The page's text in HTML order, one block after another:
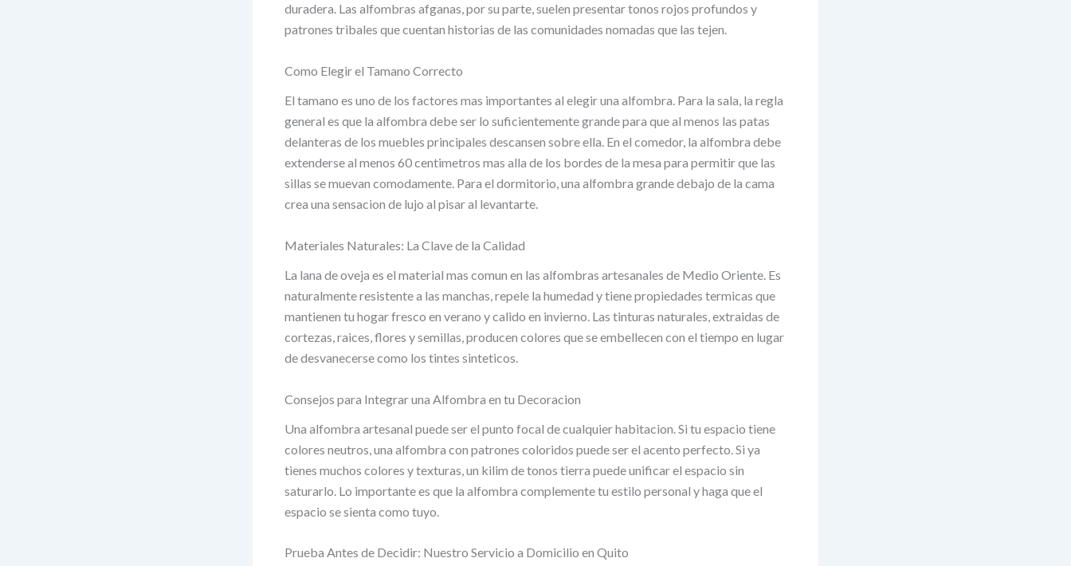
duradera. Las alfombras afganas, por su parte, suelen presentar tonos rojos profundos y
patrones tribales que cuentan historias de las comunidades nomadas que las tejen.
Como Elegir el Tamano Correcto
El tamano es uno de los factores mas importantes al elegir una alfombra. Para la sala, la regla
general es que la alfombra debe ser lo suficientemente grande para que al menos las patas
delanteras de los muebles principales descansen sobre ella. En el comedor, la alfombra debe
extenderse al menos 60 centimetros mas alla de los bordes de la mesa para permitir que las
sillas se muevan comodamente. Para el dormitorio, una alfombra grande debajo de la cama
crea una sensacion de lujo al pisar al levantarte.
Materiales Naturales: La Clave de la Calidad
La lana de oveja es el material mas comun en las alfombras artesanales de Medio Oriente. Es
naturalmente resistente a las manchas, repele la humedad y tiene propiedades termicas que
mantienen tu hogar fresco en verano y calido en invierno. Las tinturas naturales, extraidas de
cortezas, raices, flores y semillas, producen colores que se embellecen con el tiempo en lugar
de desvanecerse como los tintes sinteticos.
Consejos para Integrar una Alfombra en tu Decoracion
Una alfombra artesanal puede ser el punto focal de cualquier habitacion. Si tu espacio tiene
colores neutros, una alfombra con patrones coloridos puede ser el acento perfecto. Si ya
tienes muchos colores y texturas, un kilim de tonos tierra puede unificar el espacio sin
saturarlo. Lo importante es que la alfombra complemente tu estilo personal y haga que el
espacio se sienta como tuyo.
Prueba Antes de Decidir: Nuestro Servicio a Domicilio en Quito